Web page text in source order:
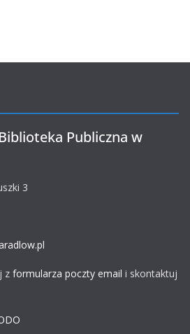
Publiczna w
3
z formularza poczty email i skontaktuj